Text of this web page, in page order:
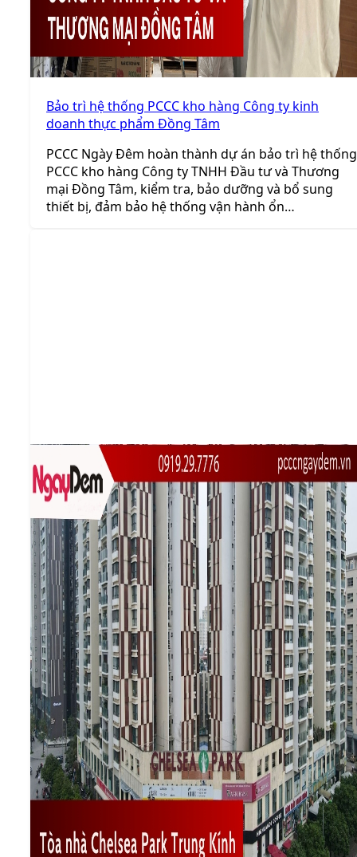
Bảo trì hệ thống PCCC kho hàng Công ty kinh
doanh thực phẩm Đồng Tâm
PCCC Ngày Đêm hoàn thành dự án bảo trì hệ thống
PCCC kho hàng Công ty TNHH Đầu tư và Thương
mại Đồng Tâm, kiểm tra, bảo dưỡng và bổ sung
thiết bị, đảm bảo hệ thống vận hành ổn…